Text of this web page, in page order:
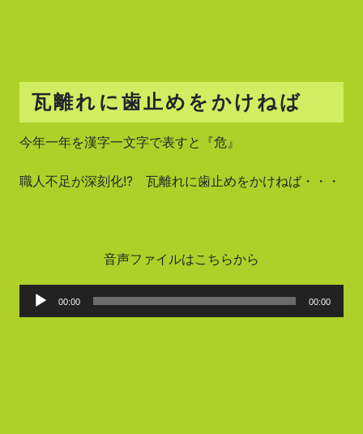
瓦離れに歯止めをかけねば
今年一年を漢字一文字で表すと『危』
職人不足が深刻化!? 瓦離れに歯止めをかけねば・・・
音声ファイルはこちらから
音
00:00 00:00